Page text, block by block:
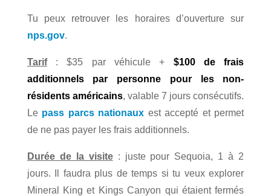
Tu peux retrouver les horaires d’ouverture sur
nps.gov.
Tarif: $35 par véhicule+ $100 de frais
additionnels par personne pour les non-
résidents américains, valable 7 jours consécutifs.
Le pass parcs nationaux est accepté et permet
de ne pas payer les frais additionnels.
Durée de la visite: juste pour Sequoia, 1 à 2
jours. Il faudra plus de temps si tu veux explorer
Mineral King et Kings Canyon qui étaient fermés